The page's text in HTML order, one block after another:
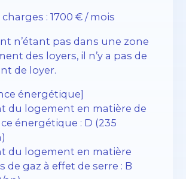
: 1700 € / mois
n’étant pas dans une zone
des loyers, il n’y a pas de
de loyer.
énergétique]
du logement en matière de
énergétique : D (235
du logement en matière
de gaz à effet de serre : B